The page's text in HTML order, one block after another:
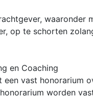
waaronder
op te schorten
en Coaching
vast honorarium
worden